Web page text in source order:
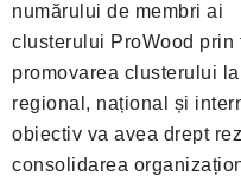
numărului de membri ai
clusterului ProWood
promovarea clusterului la
regional, național și
obiectiv va avea drept
consolidarea